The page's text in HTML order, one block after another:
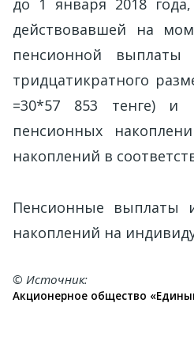
до 1 января 2018
действовавшей на
пенсионной
тридцатикратного
=30*57 853 тенге) и
пенсионных
накоплений в
Пенсионные выплаты
накоплений на
© Источник
Акционерное общество